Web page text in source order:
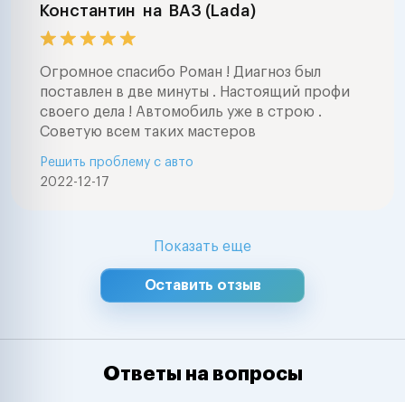
Константин на ВАЗ (Lada)
Огромное спасибо Роман ! Диагноз был
поставлен в две минуты . Настоящий профи
своего дела ! Автомобиль уже в строю .
Советую всем таких мастеров
2022-12-17
Решить проблему с авто
Показать еще
Оставить отзыв
Ответы на вопросы